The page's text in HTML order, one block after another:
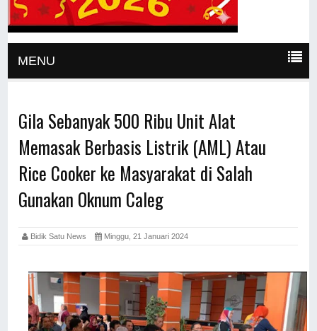
MENU
Gila Sebanyak 500 Ribu Unit Alat
Memasak Berbasis Listrik (AML) Atau
Rice Cooker ke Masyarakat di Salah
Gunakan Oknum Caleg
Bidik Satu News Minggu, 21 Januari 2024